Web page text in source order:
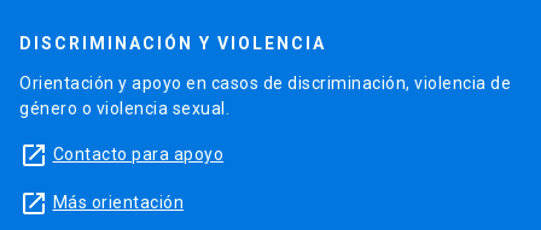
DISCRIMINACIÓN Y VIOLENCIA
Orientación y apoyo en casos de discriminación, violencia de
género o violencia sexual.
launch Contacto para apoyo
launch Más orientación